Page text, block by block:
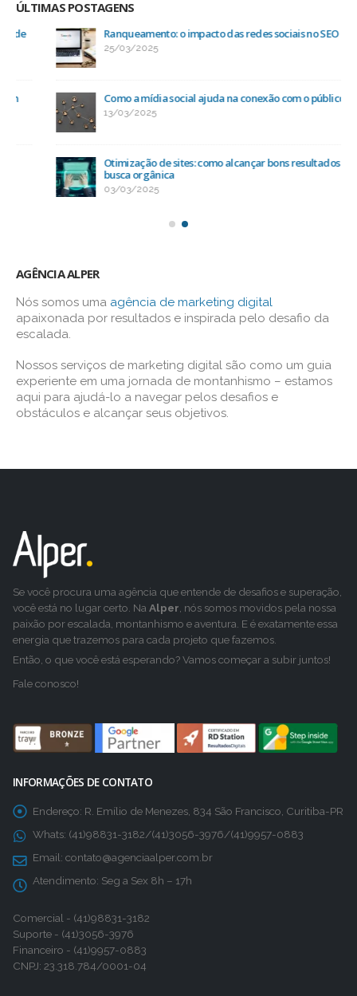
ÚLTIMAS POSTAGENS
Ranqueamento: o impacto das redes sociais no SEO
25/03/2025
Como a mídia social ajuda na conexão com o público-alvo
13/03/2025
Otimização de sites: como alcançar bons resultados na
busca orgânica
03/03/2025
AGÊNCIA ALPER
Nós somos uma agência de marketing digital
apaixonada por resultados e inspirada pelo desafio da
escalada.
Nossos serviços de marketing digital são como um guia
experiente em uma jornada de montanhismo – estamos
aqui para ajudá-lo a navegar pelos desafios e
obstáculos e alcançar seus objetivos.
Se você procura uma agência que entende de desafios e superação,
você está no lugar certo. Na Alper , nós somos movidos pela nossa
paixão por escalada, montanhismo e aventura. E é exatamente essa
energia que trazemos para cada projeto que fazemos.
Então, o que você está esperando? Vamos começar a subir juntos!
Fale conosco!
INFORMAÇÕES DE CONTATO
Endereço: R. Emílio de Menezes, 834 São Francisco, Curitiba-PR
Whats: (41)98831-3182/(41)3056-3976/(41)9957-0883
Email: contato@agenciaalper.com.br
Atendimento: Seg a Sex 8h – 17h
Comercial - (41)98831-3182
Suporte - (41)3056-3976
Financeiro - (41)9957-0883
CNPJ: 23.318.784/0001-04